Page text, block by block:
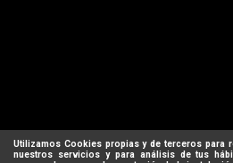
Utilizamos Cookies propias y de terceros para
nuestros servicios y para análisis de tus